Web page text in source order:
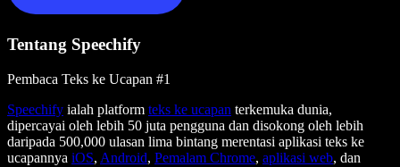
Tentang Speechify
Pembaca Teks ke Ucapan #1
Speechify ialah platform teks ke ucapan terkemuka dunia,
dipercayai oleh lebih 50 juta pengguna dan disokong oleh lebih
daripada 500,000 ulasan lima bintang merentasi aplikasi teks ke
ucapannya iOS, Android, Pemalam Chrome, aplikasi web, dan